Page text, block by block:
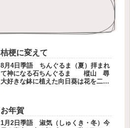
桔梗に変えて
8月4日季語 ちんぐるま（夏）拝まれ
て神になる石ちんぐるま 樅山 尋
大好きな鉢に植えた向日葵は花を二つ
たからでしょうか。反省しましたが、
気持ちを切り替えて。直売に買物に行
っ...
お年賀
1月2日季語 淑気（しゅくき・冬）今